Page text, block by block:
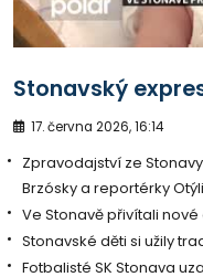
Stonavský
17. června 2026, 16:14
Zpravodajství ze
Brzósky a reportérky
Ve Stonavě přivítali
Stonavské děti si užily
Fotbalisté SK Stonava